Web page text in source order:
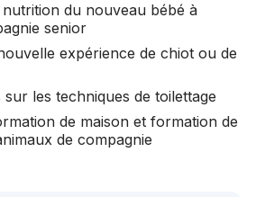
du nouveau bébé à
senior
expérience de chiot ou de
les techniques de toilettage
de maison et formation de
de compagnie